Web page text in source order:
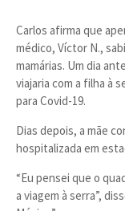
Carlos afirma que
médico, Víctor N.,
mamárias. Um dia
viajaria com a filha à
para Covid-19.
Dias depois, a mãe
hospitalizada em
“Eu pensei que o
a viagem à serra”,